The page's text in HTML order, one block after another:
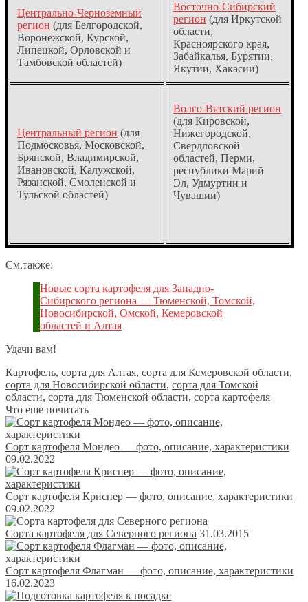
Центрально-Черноземный
регион (для Белгородской,
Воронежской, Курской,
Липецкой, Орловской и
Тамбовской областей)
Восточно-Сибирский
регион (для Иркутской
области,
Красноярского края,
Забайкалья, Бурятии,
Якутии, Хакасии)
Центральный регион (для
Подмосковья, Московской,
Брянской, Владимирской,
Ивановской, Калужской,
Рязанской, Смоленской и
Тульской областей)
Волго-Вятский регион
(для Кировской,
Нижегородской,
Свердловской
областей, Перми,
республики Марий
Эл, Удмуртии и
Чувашии)
См.также:
Новые сорта картофеля для Западно-
Сибирского региона — Тюменской, Томской,
Новосибирской, Омской, Кемеровской
областей и Алтая
Удачи вам!
Картофель, сорта для Алтая, сорта для Кемеровской области,
сорта для Новосибирской области, сорта для Томской
области, сорта для Тюменской области, сорта картофеля
Что еще почитать
Сорт картофеля Мондео — фото, описание, характеристики
09.02.2022
Сорт картофеля Криспер — фото, описание, характеристики
09.02.2022
Сорта картофеля для Северного региона 31.03.2015
Сорт картофеля Флагман — фото, описание, характеристики
16.02.2023